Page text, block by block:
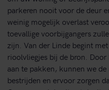
parkeren nooit voor de deur
weinig mogelijk overlast
toevallige voorbijgangers
zijn. Van der Linde begint
rioolvliegjes bij de bron.
aan te pakken, kunnen we
bestrijden en ervoor zorgen